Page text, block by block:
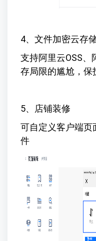
4、文件加密云存
支持阿里云OSS、
存局限的尴尬，保
5、店铺装修
可自定义客户端页
件